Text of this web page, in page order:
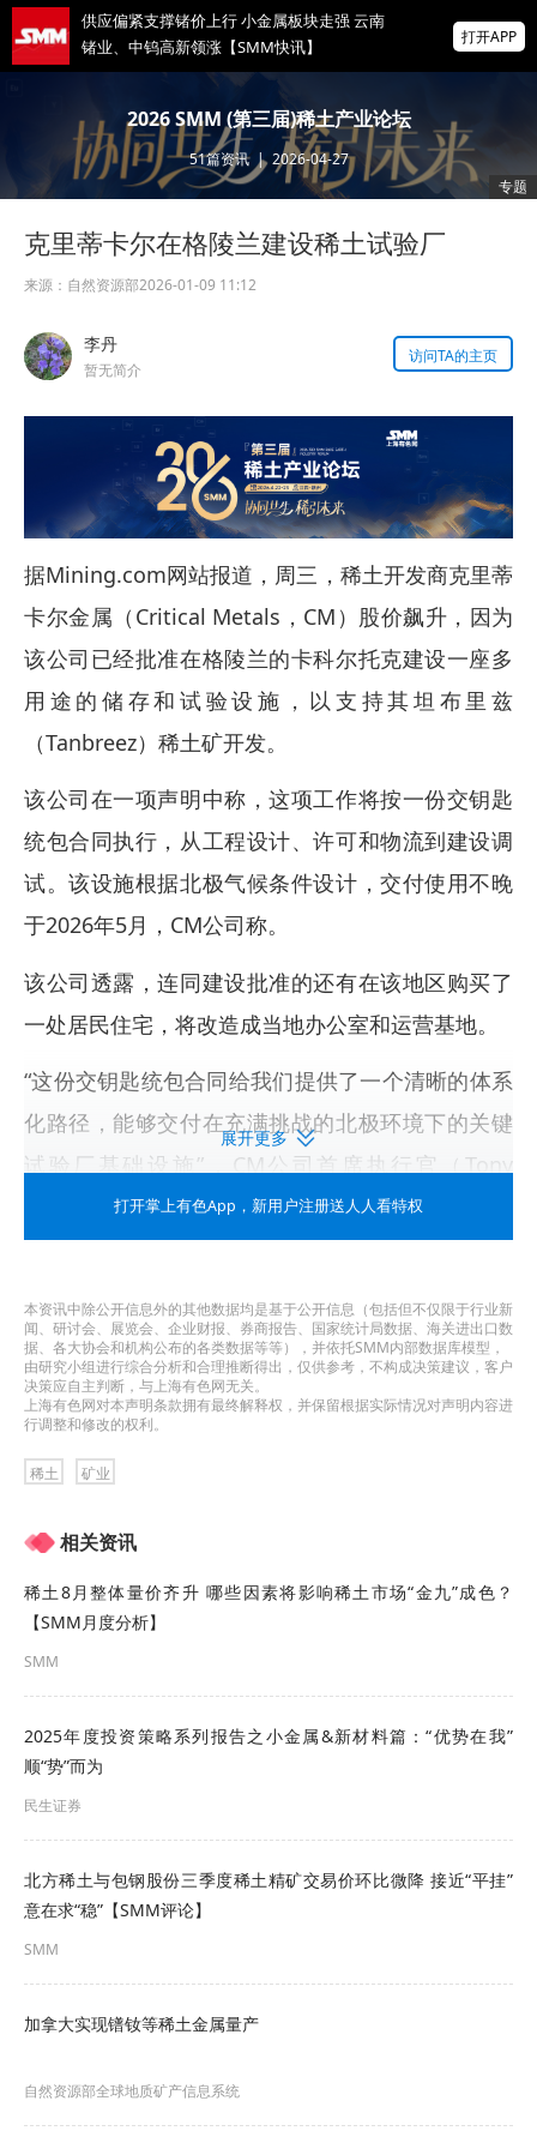
供应偏紧支撑锗价上行 小金属板块走强 云南
锗业、中钨高新领涨【SMM快讯】
安徽丰华新材料科技有限公与您相约
2026SMM再生金属产业高峰论坛暨熔铸技术
专场
掌上有色
为有色行业打造的神器
新能安、晶澳、隆基、通威…七天后共赴苏
州！出席2026SMM光伏储能产业大会！
打开APP
2026 SMM (第三届)稀土产业论坛
51篇资讯| 2026-04-27
专题
克里蒂卡尔在格陵兰建设稀土试验厂
来源： 自然资源部2026-01-09 11:12
李丹
暂无简介
访问TA的主页
据Mining.com网站报道，周三，稀土开发商克里蒂
卡尔金属（Critical Metals，CM）股价飙升，因为
该公司已经批准在格陵兰的卡科尔托克建设一座多
用途的储存和试验设施，以支持其坦布里兹
（Tanbreez）稀土矿开发。
该公司在一项声明中称，这项工作将按一份交钥匙
统包合同执行，从工程设计、许可和物流到建设调
试。该设施根据北极气候条件设计，交付使用不晚
于2026年5月，CM公司称。
该公司透露，连同建设批准的还有在该地区购买了
一处居民住宅，将改造成当地办公室和运营基地。
“这份交钥匙统包合同给我们提供了一个清晰的体系
化路径，能够交付在充满挑战的北极环境下的关键
试验厂基础设施”，CM公司首席执行官（Tony
Sage）在一份新闻稿中称。“在卡科尔托克设立一个
永久办公室进一步表明我们在推进钽布里兹开发过
上述公告后，CM公司在纽约的股价飙升16%，创两
个多月以来新高。近日，美国威胁夺取格陵兰的消
息也提升了公司股价。目前，该公司市值已经接近
15亿美元。
大型稀土项目
CM公司将该设施视为其坦布里兹项目“推进的重要
一步”。该地被认为蕴藏着地球最大稀土矿床之一，
广泛分布的条纹霞石正长岩至少含有4500万吨资
基于估算的资源量，该公司发布了一份初步经济评
价结果，其净现值接近30亿美元（按照15%和25%
元），内部收益率（IRR）为180%。
该报告阐明了坦布里兹项目的分阶段增长战略，刚
过模块化扩产规模可达到42.5万吨。
到目前为止，CM公司已经签署了坦布里兹项目3/4
的稀土精矿产量承购协议。最近，该公司向CM公司
展开更多
打开掌上有色App ，新用户注册送人人看特权
本资讯中除公开信息外的其他数据均是基于公开信息（包括但不仅限于行业新
闻、研讨会、展览会、企业财报、券商报告、国家统计局数据、海关进出口数
据、各大协会和机构公布的各类数据等等），并依托SMM内部数据库模型，
由研究小组进行综合分析和合理推断得出，仅供参考，不构成决策建议，客户
决策应自主判断，与上海有色网无关。
上海有色网对本声明条款拥有最终解释权，并保留根据实际情况对声明内容进
行调整和修改的权利。
稀土 矿业
相关资讯
稀土8月整体量价齐升 哪些因素将影响稀土市场“金九”成色？
【SMM月度分析】
SMM
2025年度投资策略系列报告之小金属&新材料篇：“优势在我”
顺“势”而为
民生证券
北方稀土与包钢股份三季度稀土精矿交易价环比微降 接近“平挂”
意在求“稳”【SMM评论】
SMM
加拿大实现镨钕等稀土金属量产
自然资源部全球地质矿产信息系统